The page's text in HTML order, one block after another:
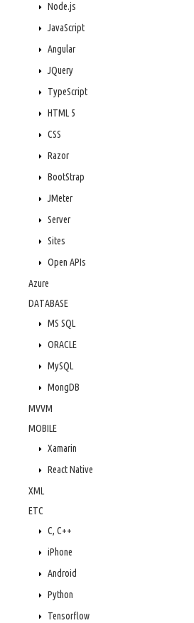
Node.js
JavaScript
Angular
JQuery
TypeScript
HTML 5
CSS
Razor
BootStrap
JMeter
Server
Sites
Open APIs
Azure
DATABASE
MS SQL
ORACLE
MySQL
MongDB
MVVM
MOBILE
Xamarin
React Native
XML
ETC
C, C++
iPhone
Android
Python
Tensorflow